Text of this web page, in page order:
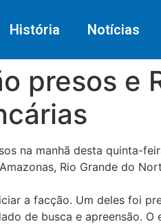
História Notícias
presos e
na manhã desta quinta-
Rio Grande do
a facção. Um deles foi
de busca e apreensão.